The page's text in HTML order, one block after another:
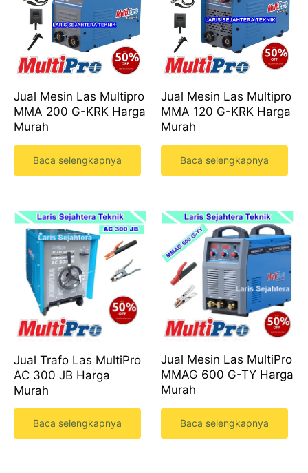
Jual Mesin Las Multipro
MMA 200 G-KRK Harga
Murah
Baca selengkapnya
Jual Mesin Las Multipro
MMA 120 G-KRK Harga
Murah
Baca selengkapnya
Jual Trafo Las MultiPro
AC 300 JB Harga
Murah
Baca selengkapnya
Jual Mesin Las MultiPro
MMAG 600 G-TY Harga
Murah
Baca selengkapnya